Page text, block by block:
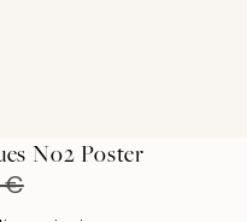
No2 Poster
€